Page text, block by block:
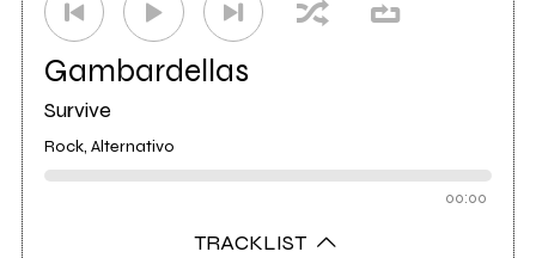
Gambardellas
Survive
Rock, Alternativo
00:00
TRACKLIST